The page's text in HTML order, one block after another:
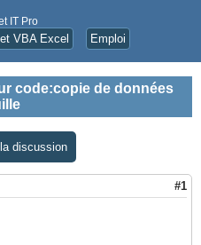
IT Pro
VBA Excel Emploi
code:copie de données
discussion
#1